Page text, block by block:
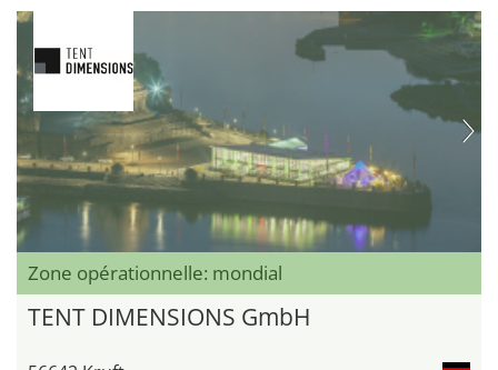
Zone opérationnelle: mondial
TENT DIMENSIONS GmbH